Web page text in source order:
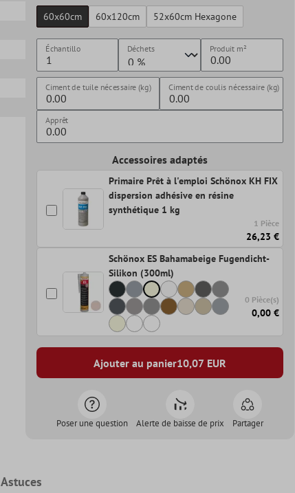
60x60cm 60x120cm 52x60cm Hexagone
Échantillo Déchets Produit m²
Ciment de tuile nécessaire (kg) Ciment de coulis nécessaire (kg)
Apprêt
Accessoires adaptés
Primaire Prêt à l'emploi Schönox KH FIX
dispersion adhésive en résine
synthétique 1 kg
1 Pièce
26,23 €
Schönox ES Bahamabeige Fugendicht-
Silikon (300ml)
0 Pièce(s)
0,00 €
Ajouter au panier10,07 EUR
Poser une question Alerte de baisse de prix Partager
Astuces